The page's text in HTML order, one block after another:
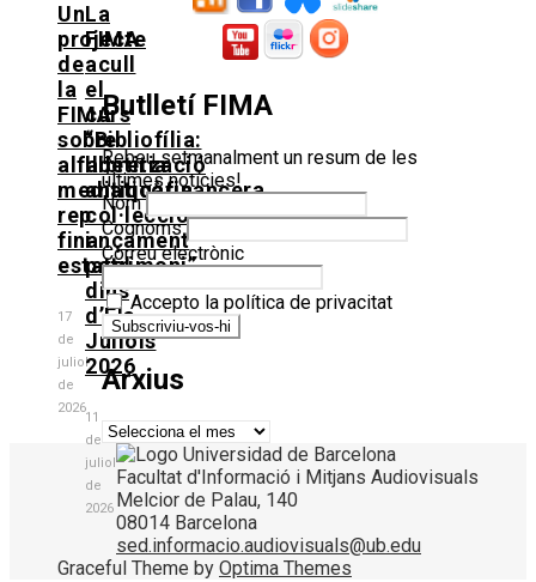
Un
projecte
de
la
FIMA
sobre
alfabetització
mediaticofinancera
rep
finançament
estatal
17
de
juliol
de
2026
La
FIMA
acull
el
curs
“Bibliofília:
llibreria
antiquària,
col·leccionisme
i
patrimoni”
dins
d’Els
Juliols
2026
11
de
juliol
de
2026
Butlletí FIMA
Rebeu setmanalment un resum de les
últimes notícies!
Nom
Cognoms
Correu electrònic
Accepto la política de privacitat
Arxius
Arxius
Facultat d'Informació i Mitjans Audiovisuals
Melcior de Palau, 140
08014 Barcelona
sed.informacio.audiovisuals@ub.edu
Graceful Theme by Optima Themes